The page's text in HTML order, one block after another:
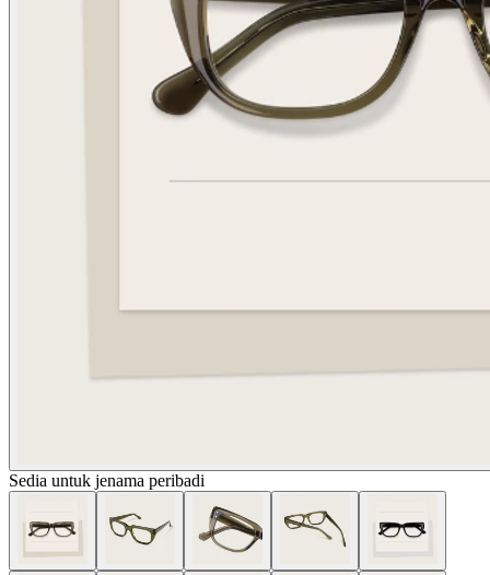
Sedia untuk jenama peribadi